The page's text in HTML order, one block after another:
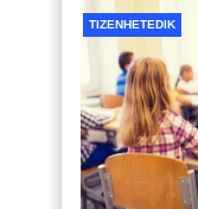
TIZENHETEDIK